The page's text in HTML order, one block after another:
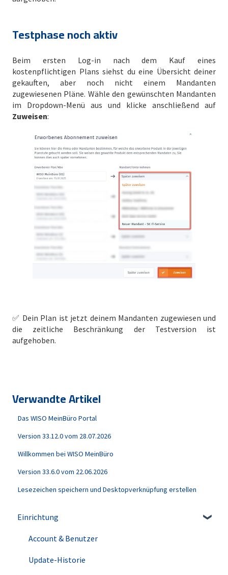
Testphase noch aktiv
Beim ersten Log-in nach dem Kauf eines
kostenpflichtigen Plans siehst du eine Übersicht deiner
gekauften, aber noch nicht einem Mandanten
zugewiesenen Pläne. Wähle den gewünschten Mandanten
im Dropdown-Menü aus und klicke anschließend auf
Zuweisen:
✅ Dein Plan ist jetzt deinem Mandanten zugewiesen und
die zeitliche Beschränkung der Testversion ist
aufgehoben.
Verwandte Artikel
Das WISO MeinBüro Portal
Version 33.12.0 vom 28.07.2026
Willkommen bei WISO MeinBüro
Version 33.6.0 vom 22.06.2026
Lesezeichen speichern und Desktopverknüpfung erstellen
Einrichtung
Account & Benutzer
Update-Historie